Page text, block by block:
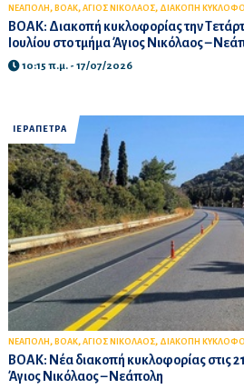
ΝΕΑΠΟΛΗ , ΒΟΑΚ, ΑΓΙΟΣ ΝΙΚΟΛΑΟΣ, ΔΙΑΚΟΠΗ
ΒΟΑΚ: Διακοπή κυκλοφορίας την
Ιουλίου στο τμήμα Άγιος Νικόλαος –
10:15 π.μ. - 17/07/2026
ΙΕΡΑΠΕΤΡΑ
ΝΕΑΠΟΛΗ , ΒΟΑΚ, ΑΓΙΟΣ ΝΙΚΟΛΑΟΣ, ΔΙΑΚΟΠΗ
ΒΟΑΚ: Νέα διακοπή κυκλοφορίας στις 21
Άγιος Νικόλαος – Νεάπολη